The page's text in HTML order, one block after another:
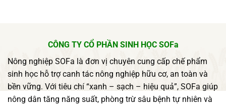
CÔNG TY CỔ PHẦN SINH HỌC SOFa
Nông nghiệp SOFa là đơn vị chuyên cung cấp chế phẩm
sinh học hỗ trợ canh tác nông nghiệp hữu cơ, an toàn và
bền vững. Với tiêu chí “xanh – sạch – hiệu quả”, SOFa giúp
nông dân tăng năng suất, phòng trừ sâu bệnh tự nhiên và